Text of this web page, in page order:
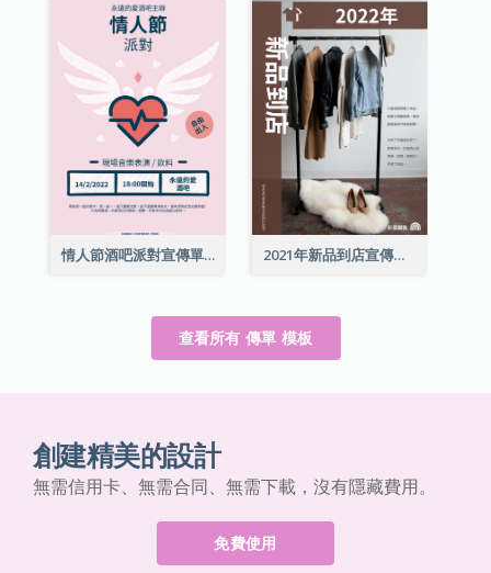
情人節酒吧派對宣傳單張 2021年新品到店宣傳單張
查看所有 傳單 模板
創建精美的設計
無需信用卡、無需合同、無需下載，沒有隱藏費用。
免費使用